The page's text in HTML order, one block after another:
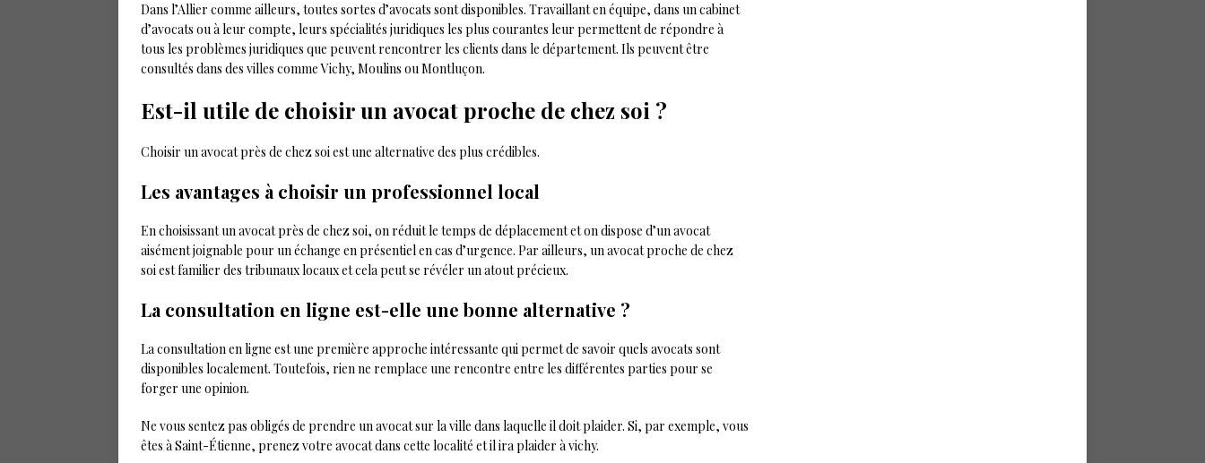
Dans l’Allier comme ailleurs, toutes sortes d’avocats sont disponibles. Travaillant en équipe, dans un cabinet
d’avocats ou à leur compte, leurs spécialités juridiques les plus courantes leur permettent de répondre à
tous les problèmes juridiques que peuvent rencontrer les clients dans le département. Ils peuvent être
consultés dans des villes comme Vichy, Moulins ou Montluçon.
Est-il utile de choisir un avocat proche de chez soi ?
Choisir un avocat près de chez soi est une alternative des plus crédibles.
Les avantages à choisir un professionnel local
En choisissant un avocat près de chez soi, on réduit le temps de déplacement et on dispose d’un avocat
aisément joignable pour un échange en présentiel en cas d’urgence. Par ailleurs, un avocat proche de chez
soi est familier des tribunaux locaux et cela peut se révéler un atout précieux.
La consultation en ligne est-elle une bonne alternative ?
La consultation en ligne est une première approche intéressante qui permet de savoir quels avocats sont
disponibles localement. Toutefois, rien ne remplace une rencontre entre les différentes parties pour se
forger une opinion.
Ne vous sentez pas obligés de prendre un avocat sur la ville dans laquelle il doit plaider. Si, par exemple, vous
êtes à Saint-Étienne, prenez votre avocat dans cette localité et il ira plaider à vichy.